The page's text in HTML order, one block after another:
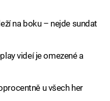
na boku – nejde sundat
videí je omezené a
u všech her